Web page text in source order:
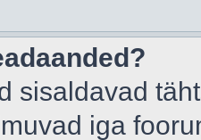
sisaldavad
iga